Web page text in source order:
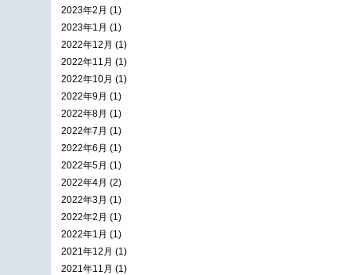
2023年2月 (1)
2023年1月 (1)
2022年12月 (1)
2022年11月 (1)
2022年10月 (1)
2022年9月 (1)
2022年8月 (1)
2022年7月 (1)
2022年6月 (1)
2022年5月 (1)
2022年4月 (2)
2022年3月 (1)
2022年2月 (1)
2022年1月 (1)
2021年12月 (1)
2021年11月 (1)